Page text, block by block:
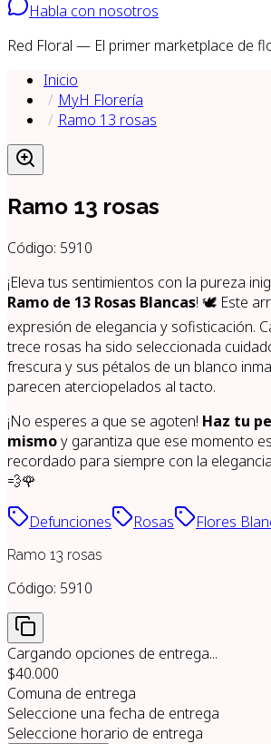
Habla con nosotros
Red Floral — El primer marketplace de
Inicio
MyH Florería
Ramo 13 rosas
Ramo 13 rosas
Código: 5910
¡Eleva tus sentimientos con la pureza
Ramo de 13 Rosas Blancas! 🕊️ Este
expresión de elegancia y sofisticación.
trece rosas ha sido seleccionada
frescura y sus pétalos de un blanco
parecen aterciopelados al tacto.
¡No esperes a que se agoten! Haz tu
mismoy garantiza que ese momento
recordado para siempre con la
💨🌹
Defunciones Rosas Flores
Ramo 13 rosas
Código: 5910
Cargando opciones de entrega...
$40.000
Comuna de entrega
Seleccione una fecha de entrega
Seleccione horario de entrega